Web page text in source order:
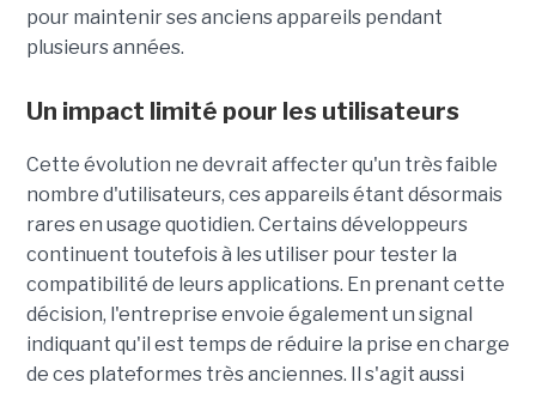
pour maintenir ses anciens appareils pendant
plusieurs années.
Un impact limité pour les utilisateurs
Cette évolution ne devrait affecter qu'un très faible
nombre d'utilisateurs, ces appareils étant désormais
rares en usage quotidien. Certains développeurs
continuent toutefois à les utiliser pour tester la
compatibilité de leurs applications. En prenant cette
décision, l'entreprise envoie également un signal
indiquant qu'il est temps de réduire la prise en charge
de ces plateformes très anciennes. Il s'agit aussi